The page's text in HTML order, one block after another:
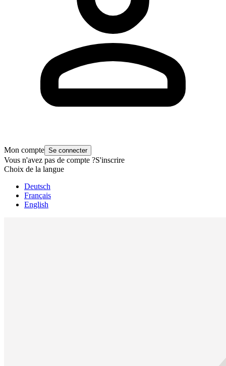
Mon compte Se connecter
Vous n'avez pas de compte ?S'inscrire
Choix de la langue
Deutsch
Français
English